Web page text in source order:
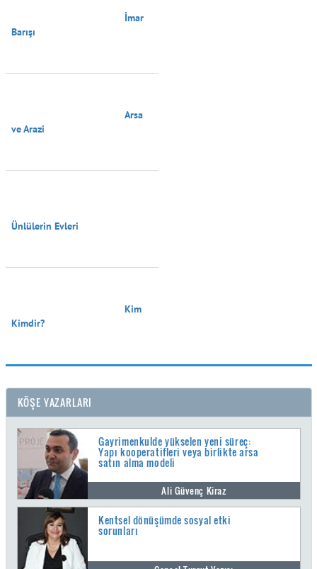
Barışı
ve Arazi
Ünlülerin Evleri
Kimdir?
KÖŞE YAZARLARI
Gayrimenkulde yükselen yeni süreç:
Yapı kooperatifleri veya birlikte arsa
satın alma modeli
Ali Güvenç Kiraz
Kentsel dönüşümde sosyal etki
sorunları